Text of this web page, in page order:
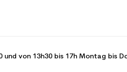
und von 13h30 bis 17h Montag bis